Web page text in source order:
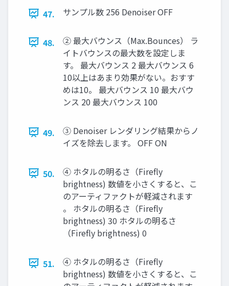
47. サンプル数 256 Denoiser OFF
48.
② 最大バウンス（Max.Bounces） ラ
イトバウンスの最大数を設定しま
す。 最大バウンス 2 最大バウンス 6
10以上はあまり効果がない。おすす
めは10。 最大バウンス 10 最大バウ
ンス 20 最大バウンス 100
49.
③ Denoiser レンダリング結果からノ
イズを除去します。 OFF ON
50.
④ ホタルの明るさ（Firefly
brightness) 数値を小さくすると、こ
のアーティファクトが軽減されます
。 ホタルの明るさ（Firefly
brightness) 30 ホタルの明るさ
（Firefly brightness) 0
51.
④ ホタルの明るさ（Firefly
brightness) 数値を小さくすると、こ